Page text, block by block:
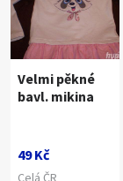
Velmi pěkné
bavl. mikina
49 Kč
Celá ČR